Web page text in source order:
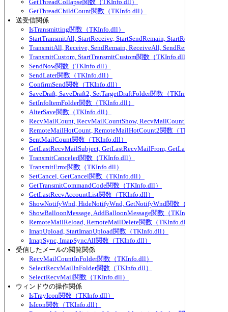
GetThreadCollapse関数（TKInfo.dll）
GetThreadChildCount関数（TKInfo.dll）
送受信関係
IsTransmitting関数（TKInfo.dll）
StartTransmitAll, StartReceive, StartSendRemain, StartReceiveAll,
TransmitAll, Receive, SendRemain, ReceiveAll, SendRemainAll関数
TransmitCustom, StartTransmitCustom関数（TKInfo.dll）
SendNow関数（TKInfo.dll）
SendLater関数（TKInfo.dll）
ConfirmSend関数（TKInfo.dll）
SaveDraft, SaveDraft2, SetTargetDraftFolder関数（TKInfo.dll）
SetInfoItemFolder関数（TKInfo.dll）
AlterSave関数（TKInfo.dll）
RecvMailCount, RecvMailCountShow,
RemoteMailHotCount, RemoteMailHotCount2関数（TKInfo.dll）
SentMailCount関数（TKInfo.dll）
GetLastRecvMailSubject, GetLastRecvMailFrom,
TransmitCanceled関数（TKInfo.dll）
TransmitError関数（TKInfo.dll）
SetCancel, GetCancel関数（TKInfo.dll）
GetTransmitCommandCode関数（TKInfo.dll）
GetLastRecvAccountList関数（TKInfo.dll）
ShowNotifyWnd, HideNotifyWnd, GetNotifyWnd関数（TKInfo.dll）
ShowBalloonMessage, AddBalloonMessage関数（TKInfo.dll）
RemoteMailReload, RemoteMailDelete関数（TKInfo.dll）
ImapUpload, StartImapUpload関数（TKInfo.dll）
ImapSync, ImapSyncAll関数（TKInfo.dll）
受信したメールの閲覧関係
RecvMailCountInFolder関数（TKInfo.dll）
SelectRecvMailInFolder関数（TKInfo.dll）
SelectRecvMail関数（TKInfo.dll）
ウィンドウの操作関係
IsTrayIcon関数（TKInfo.dll）
IsIcon関数（TKInfo.dll）